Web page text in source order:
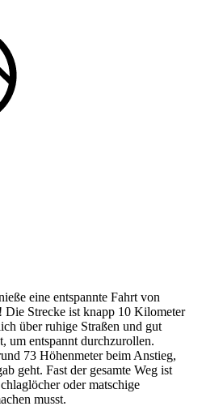
eine entspannte Fahrt von
Strecke ist knapp 10 Kilometer
über ruhige Straßen und gut
um entspannt durchzurollen.
73 Höhenmeter beim Anstieg,
geht. Fast der gesamte Weg ist
oder matschige
musst.